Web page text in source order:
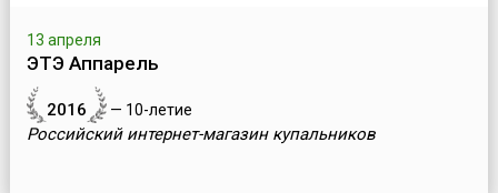
13 апреля
ЭТЭ Аппарель
2016 — 10-летие
Российский интернет-магазин купальников